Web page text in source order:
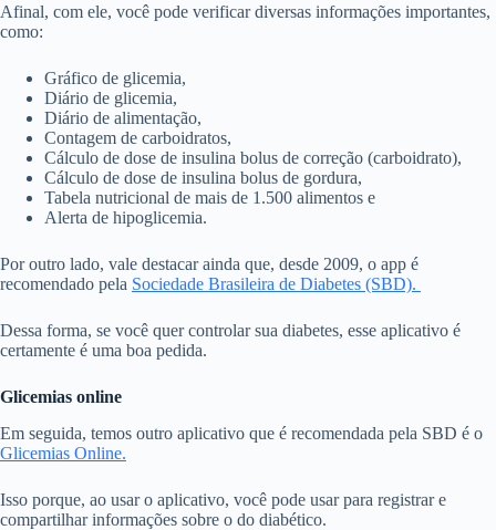
Afinal, com ele, você pode verificar diversas informações importantes,
como:
Gráfico de glicemia,
Diário de glicemia,
Diário de alimentação,
Contagem de carboidratos,
Cálculo de dose de insulina bolus de correção (carboidrato),
Cálculo de dose de insulina bolus de gordura,
Tabela nutricional de mais de 1.500 alimentos e
Alerta de hipoglicemia.
Por outro lado, vale destacar ainda que, desde 2009, o app é
recomendado pela Sociedade Brasileira de Diabetes (SBD).
Dessa forma, se você quer controlar sua diabetes, esse aplicativo é
certamente é uma boa pedida.
Glicemias online
Em seguida, temos outro aplicativo que é recomendada pela SBD é o
Glicemias Online.
Isso porque, ao usar o aplicativo, você pode usar para registrar e
compartilhar informações sobre o do diabético.